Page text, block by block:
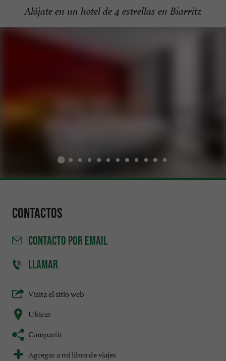
Alójate en un hotel de 4 estrellas en Biarritz
Contactos
CONTACTO POR EMAIL
LLAMAR
Visita el sitio web
Ubicar
Compartir
Agregar a mi libro de viajes